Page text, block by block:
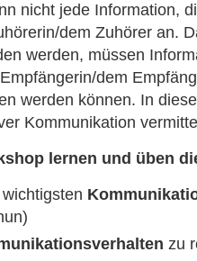
nicht jede Information,
dem Zuhörer an.
werden, müssen
dem
werden können. In
Kommunikation
lernen und üben
zu